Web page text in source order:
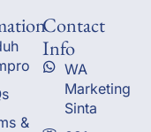
&
Contact
Info
WA
Marketing
Sinta